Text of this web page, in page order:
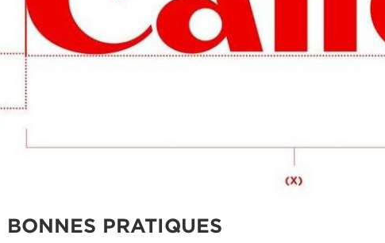
BONNES PRATIQUES